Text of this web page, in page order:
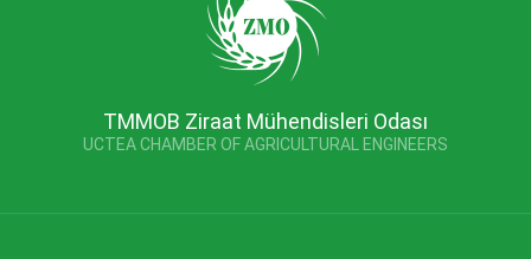
TMMOB Ziraat Mühendisleri Odası
UCTEA CHAMBER OF AGRICULTURAL ENGINEERS